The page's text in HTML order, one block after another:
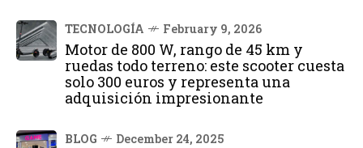
TECNOLOGÍA February 9, 2026
Motor de 800 W, rango de 45 km y
ruedas todo terreno: este scooter cuesta
solo 300 euros y representa una
adquisición impresionante
BLOG December 24, 2025